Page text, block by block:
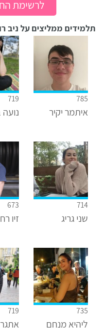
לרשימת
תלמידים ממליצים על ניב
785
איתמר יקיר
719
נועה
714
שני גריג
673
זיו
735
ליהיא מנחם
719